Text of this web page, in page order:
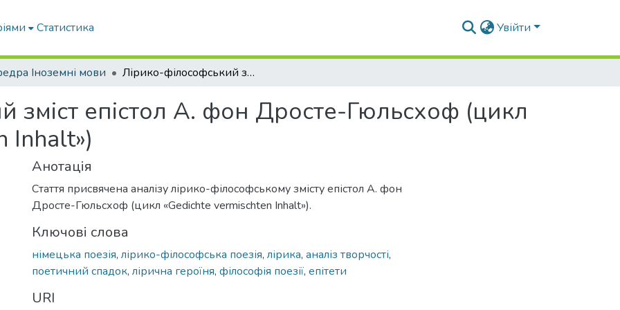
Статистика Увійти
Іноземні мови Лірико-філософський зміст епістол А. фон Дросте-Гюльсхоф (цикл «Gedichte vermischten Inhalt»)
зміст епістол А. фон Дросте-Гюльсхоф (цикл
Inhalt»)
Анотація
Стаття присвячена аналізу лірико-філософському змісту епістол А. фон
Дросте-Гюльсхоф (цикл «Gedichte vermischten Inhalt»).
Ключові слова
німецька поезія, лірико-філософська поезія, лірика, аналіз творчості,
поетичний спадок, лірична героїня, філософія поезії, епітети
URI